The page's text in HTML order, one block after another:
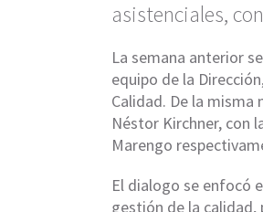
asistenciales,
La semana anterior
equipo de la
Calidad. De la misma
Néstor Kirchner, con
Marengo
El dialogo se enfocó
gestión de la calidad,